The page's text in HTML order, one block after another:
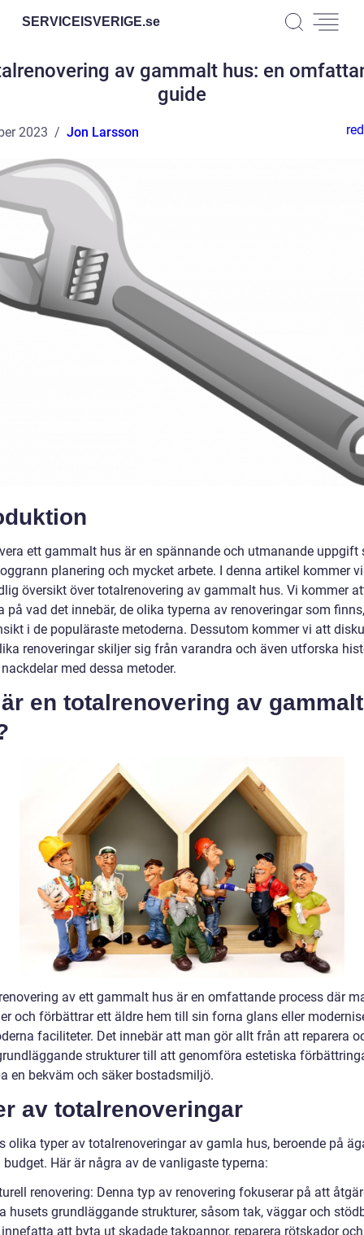
SERVICEISVERIGE.se
av gammalt hus: en
guide
2023 Jon Larsson
ett gammalt hus är en spännande och utmanande uppgift
planering och mycket arbete. I denna artikel kommer
översikt över totalrenovering av gammalt hus. Vi kommer
på vad det innebär, de olika typerna av renoveringar som
i de populäraste metoderna. Dessutom kommer vi att
renoveringar skiljer sig från varandra och även utforska
med dessa metoder.
en totalrenovering av gammalt
av ett gammalt hus är en omfattande process där
och förbättrar ett äldre hem till sin forna glans eller
faciliteter. Det innebär att man gör allt från att reparera
strukturer till att genomföra estetiska
en bekväm och säker bostadsmiljö.
av totalrenoveringar
olika typer av totalrenoveringar av gamla hus, beroende på
Här är några av de vanligaste typerna:
renovering: Denna typ av renovering fokuserar på att
husets grundläggande strukturer, såsom tak, väggar och
att byta ut skadade takpannor, reparera rötskador